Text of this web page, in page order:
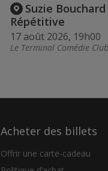
Suzie Bouchard
Répétitive
17 août 2026, 19h00
Le Terminal Comédie
Acheter des billets
Offrir une carte-cadeau